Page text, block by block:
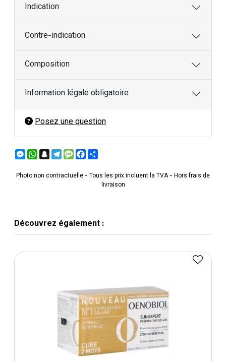
Indication
Contre-indication
Composition
Information légale obligatoire
Posez une question
Messenger
WhatsApp
Snapchat
Telegram
MessageFacebook
Photo non contractuelle - Tous les prix incluent la TVA - Hors frais de
livraison
Découvrez également :